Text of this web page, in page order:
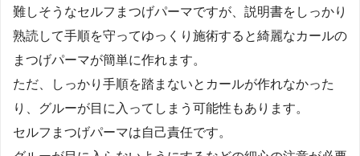
難しそうなセルフまつげパーマですが、説明書をしっかり
熟読して手順を守ってゆっくり施術すると綺麗なカールの
まつげパーマが簡単に作れます。
ただ、しっかり手順を踏まないとカールが作れなかった
り、グルーが目に入ってしまう可能性もあります。
セルフまつげパーマは自己責任です。